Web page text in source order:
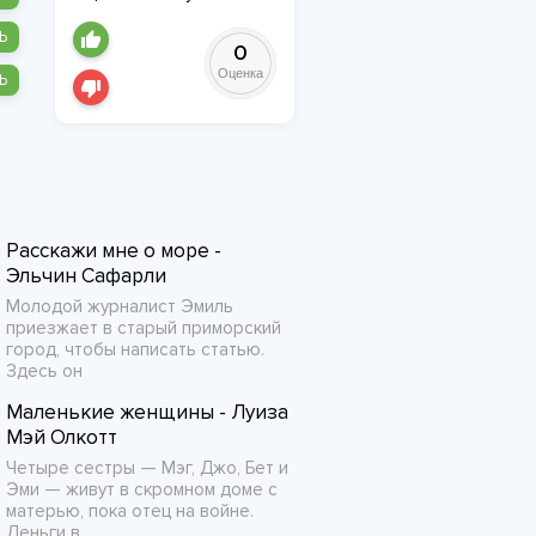
0
Оценка
Расскажи мне о море -
Эльчин Сафарли
Молодой журналист Эмиль
приезжает в старый приморский
город, чтобы написать статью.
Здесь он
Маленькие женщины - Луиза
Мэй Олкотт
Четыре сестры — Мэг, Джо, Бет и
Эми — живут в скромном доме с
матерью, пока отец на войне.